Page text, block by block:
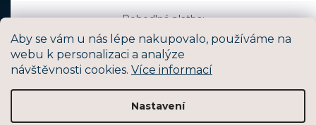
Aby se vám u nás lépe nakupovalo, používáme na
webu k personalizaci a analýze
návštěvnosti cookies. Více informací
Nastavení
Pohodlná platba: